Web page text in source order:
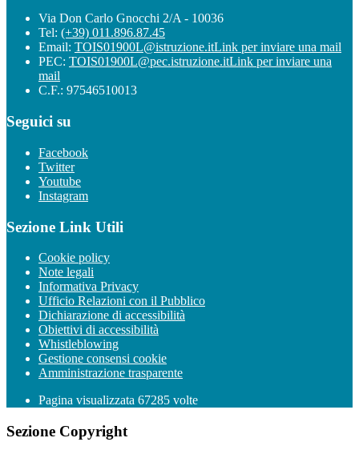
Via Don Carlo Gnocchi 2/A - 10036
Tel: (+39) 011.896.87.45
Email: TOIS01900L@istruzione.itLink per inviare una mail
PEC: TOIS01900L@pec.istruzione.itLink per inviare una
mail
C.F.: 97546510013
Seguici su
Facebook
Twitter
Youtube
Instagram
Sezione Link Utili
Cookie policy
Note legali
Informativa Privacy
Ufficio Relazioni con il Pubblico
Dichiarazione di accessibilità
Obiettivi di accessibilità
Whistleblowing
Gestione consensi cookie
Amministrazione trasparente
Pagina visualizzata 67285 volte
Sezione Copyright